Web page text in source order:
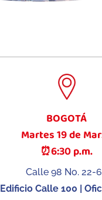
BOGOTÁ
Martes 19 de
⏰6:30 p.m.
Calle 98 No. 22-
Edificio Calle 100 |